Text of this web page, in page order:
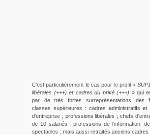
C’est particulièrement le cas pour le profil «
libérales (+++) et cadres du privé (+++) » qui
par de très fortes surreprésentations des
classes supérieures : cadres administratifs et
d'entreprise ; professions libérales ; chefs
de 10 salariés ; professions de l'information,
spectacles ; mais aussi retraités anciens cadres